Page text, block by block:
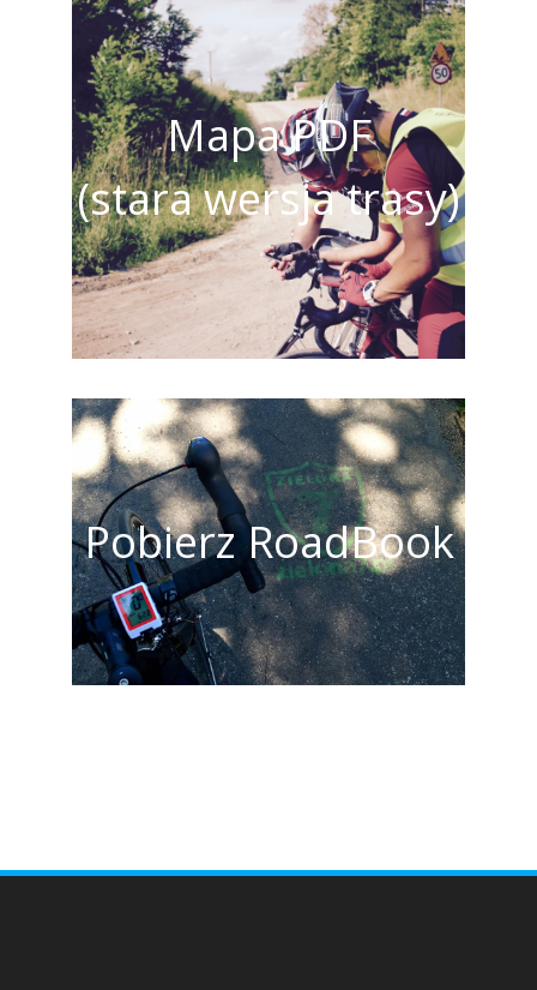
Mapa PDF
(stara wersja trasy)
Pobierz RoadBook